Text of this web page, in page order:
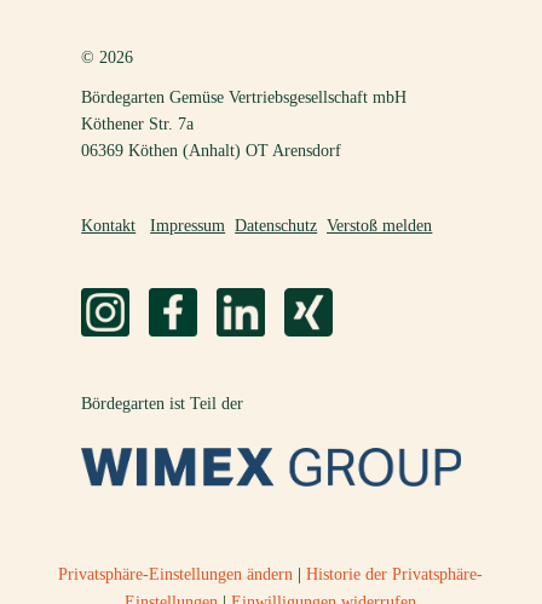
© 2026
Bördegarten Gemüse Vertriebsgesellschaft mbH
Köthener Str. 7a
06369 Köthen (Anhalt) OT Arensdorf
Kontakt Impressum Datenschutz Verstoß melden
Bördegarten ist Teil der
Privatsphäre-Einstellungen ändern |Historie der Privatsphäre-